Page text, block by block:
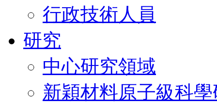
行政技術人員
研究
中心研究領域
新穎材料原子級科